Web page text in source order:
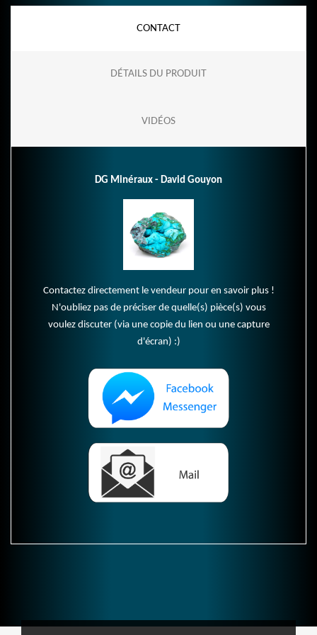
CONTACT
DÉTAILS DU PRODUIT
VIDÉOS
DG Minéraux - David Gouyon
Contactez directement le vendeur pour en savoir plus !
N'oubliez pas de préciser de quelle(s) pièce(s) vous
voulez discuter (via une copie du lien ou une capture
d'écran) :)